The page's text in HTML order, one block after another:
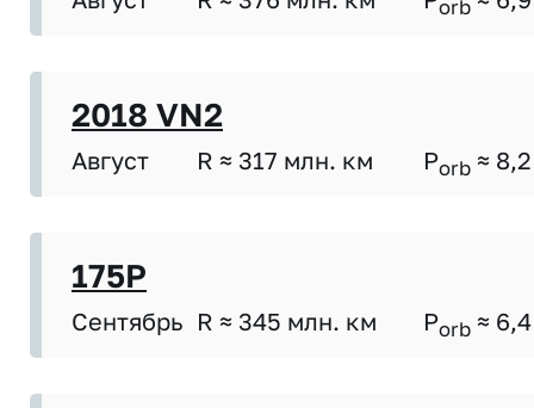
orb
2018 VN2
Август R ≈ 317 млн. км Porb ≈ 8,2
175P
Сентябрь R ≈ 345 млн. км Porb ≈ 6,4